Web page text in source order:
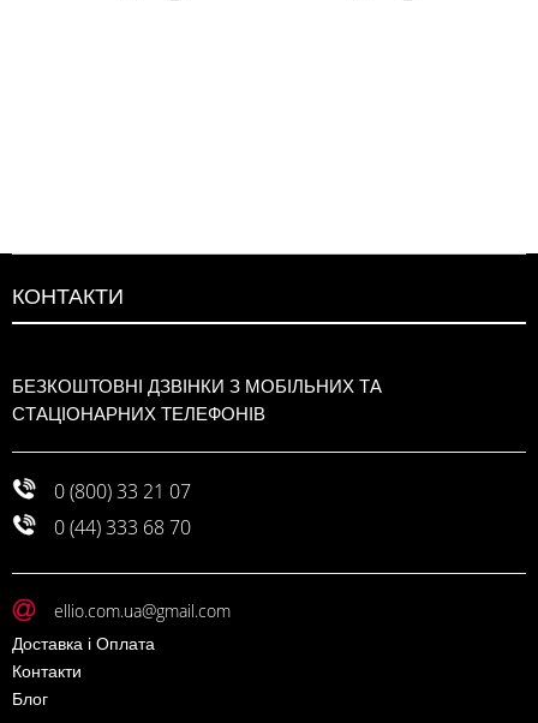
КОНТАКТИ
БЕЗКОШТОВНІ ДЗВІНКИ З МОБІЛЬНИХ ТА
СТАЦІОНАРНИХ ТЕЛЕФОНІВ
0 (800) 33 21 07
0 (44) 333 68 70
ellio.com.ua@gmail.com
Доставка і Оплата
Контакти
Блог